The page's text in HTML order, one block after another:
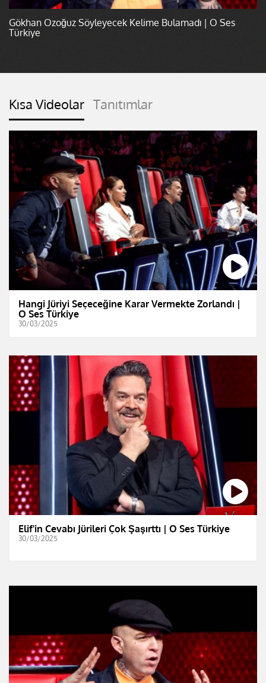
Gökhan Özoğuz Söyleyecek Kelime Bulamadı | O Ses
Türkiye
Kısa Videolar Tanıtımlar
Hangi Jüriyi Seçeceğine Karar Vermekte Zorlandı |
O Ses Türkiye
30/03/2025
Elif'in Cevabı Jürileri Çok Şaşırttı | O Ses Türkiye
30/03/2025